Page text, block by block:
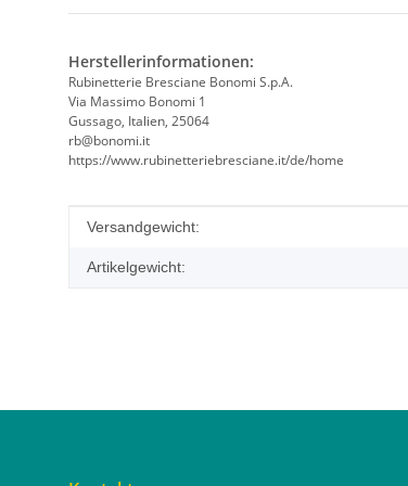
Herstellerinformationen:
Rubinetterie Bresciane Bonomi S.p.A.
Via Massimo Bonomi 1
Gussago, Italien, 25064
rb@bonomi.it
https://www.rubinetteriebresciane.it/de/home
Produkteigenschaft
Wert
Versandgewicht:
Artikelgewicht: